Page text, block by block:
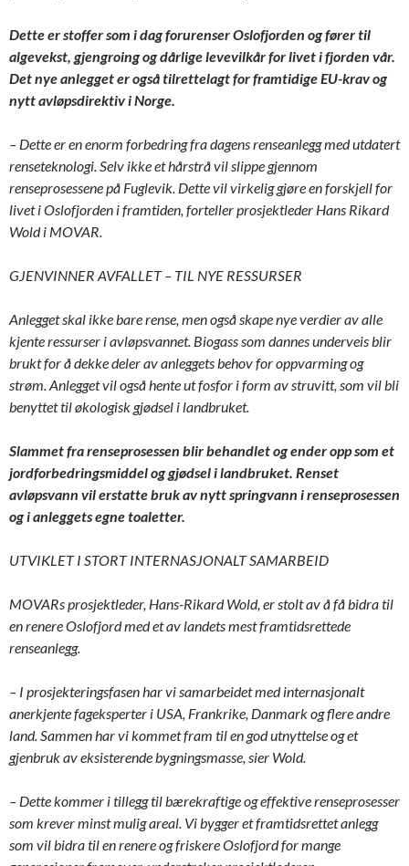
Dette er stoffer som i dag forurenser Oslofjorden og fører til
algevekst, gjengroing og dårlige levevilkår for livet i fjorden vår.
Det nye anlegget er også tilrettelagt for framtidige EU-krav og
nytt avløpsdirektiv i Norge.
– Dette er en enorm forbedring fra dagens renseanlegg med utdatert
renseteknologi. Selv ikke et hårstrå vil slippe gjennom
renseprosessene på Fuglevik. Dette vil virkelig gjøre en forskjell for
livet i Oslofjorden i framtiden, forteller prosjektleder Hans Rikard
Wold i MOVAR.
GJENVINNER AVFALLET – TIL NYE RESSURSER
Anlegget skal ikke bare rense, men også skape nye verdier av alle
kjente ressurser i avløpsvannet. Biogass som dannes underveis blir
brukt for å dekke deler av anleggets behov for oppvarming og
strøm. Anlegget vil også hente ut fosfor i form av struvitt, som vil bli
benyttet til økologisk gjødsel i landbruket.
Slammet fra renseprosessen blir behandlet og ender opp som et
jordforbedringsmiddel og gjødsel i landbruket. Renset
avløpsvann vil erstatte bruk av nytt springvann i renseprosessen
og i anleggets egne toaletter.
UTVIKLET I STORT INTERNASJONALT SAMARBEID
MOVARs prosjektleder, Hans-Rikard Wold, er stolt av å få bidra til
en renere Oslofjord med et av landets mest framtidsrettede
renseanlegg.
– I prosjekteringsfasen har vi samarbeidet med internasjonalt
anerkjente fageksperter i USA, Frankrike, Danmark og flere andre
land. Sammen har vi kommet fram til en god utnyttelse og et
gjenbruk av eksisterende bygningsmasse, sier Wold.
– Dette kommer i tillegg til bærekraftige og effektive renseprosesser
som krever minst mulig areal. Vi bygger et framtidsrettet anlegg
som vil bidra til en renere og friskere Oslofjord for mange